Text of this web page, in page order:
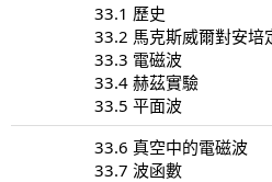
33.1 歷史
33.2 馬克斯威爾對安培
33.3 電磁波
33.4 赫茲實驗
33.5 平面波
33.6 真空中的電磁波
33.7 波函數